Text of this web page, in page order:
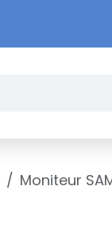
Moniteur